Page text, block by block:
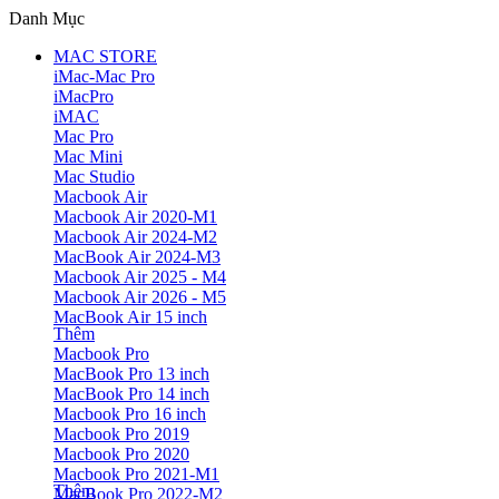
Danh Mục
MAC STORE
iMac-Mac Pro
iMacPro
iMAC
Mac Pro
Mac Mini
Mac Studio
Macbook Air
Macbook Air 2020-M1
Macbook Air 2024-M2
MacBook Air 2024-M3
Macbook Air 2025 - M4
Macbook Air 2026 - M5
MacBook Air 15 inch
Thêm
Macbook Pro
MacBook Pro 13 inch
MacBook Pro 14 inch
Macbook Pro 16 inch
Macbook Pro 2019
Macbook Pro 2020
Macbook Pro 2021-M1
MacBook Pro 2022-M2
Thêm